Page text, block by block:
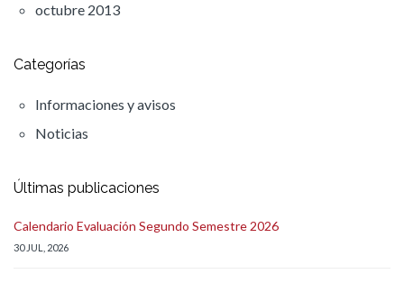
octubre 2013
Categorías
Informaciones y avisos
Noticias
Últimas publicaciones
Calendario Evaluación Segundo Semestre 2026
30 JUL, 2026